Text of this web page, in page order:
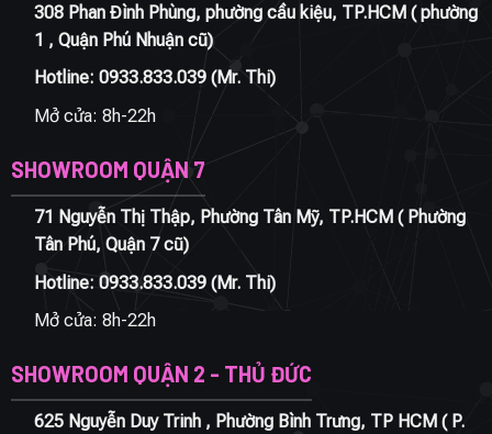
308 Phan Đình Phùng, phường cầu kiệu, TP.HCM ( phường
1 , Quận Phú Nhuận cũ)
Hotline: 0933.833.039(Mr. Thi)
Mở cửa: 8h-22h
SHOWROOM QUẬN 7
71 Nguyễn Thị Thập, Phường Tân Mỹ, TP.HCM ( Phường
Tân Phú, Quận 7 cũ)
Hotline: 0933.833.039(Mr. Thi)
Mở cửa: 8h-22h
SHOWROOM QUẬN 2 - THỦ ĐỨC
625 Nguyễn Duy Trinh , Phường Bình Trưng, TP HCM ( P.